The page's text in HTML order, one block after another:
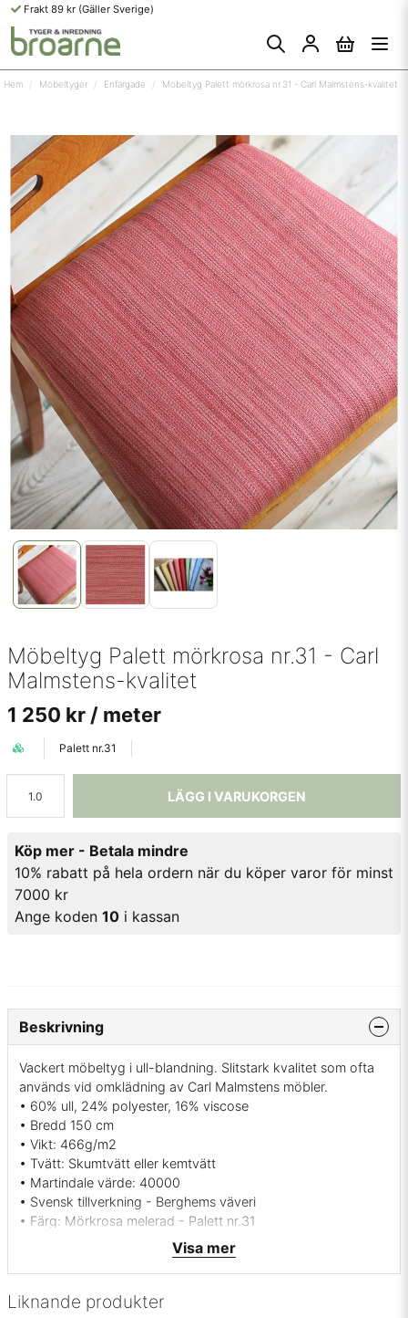
Frakt 89 kr (Gäller Sverige)
Hem Möbeltyger Enfärgade Möbeltyg Palett mörkrosa nr.31 - Carl Malmstens-kvalitet
Möbeltyg Palett mörkrosa nr.31 - Carl
Malmstens-kvalitet
1 250 kr / meter
Palett nr.31
LÄGG I VARUKORGEN
Köp mer - Betala mindre
10% rabatt på hela ordern när du köper varor för minst
7000 kr
Ange koden 10 i kassan
Liknande produkter
Beskrivning
Vackert möbeltyg i ull-blandning. Slitstark kvalitet som ofta
används vid omklädning av Carl Malmstens möbler.
• 60% ull, 24% polyester, 16% viscose
• Bredd 150 cm
• Vikt: 466g/m2
• Tvätt: Skumtvätt eller kemtvätt
• Martindale värde: 40000
• Svensk tillverkning - Berghems väveri
• Färg: Mörkrosa melerad - Palett nr.31
• Mönsterbild: tvärgående
• Beställningsvara, ingen returrätt
Vill du ha ett tygprov? maila mig på
Visa mer